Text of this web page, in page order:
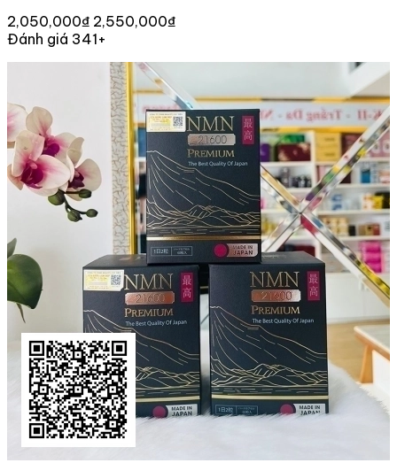
2,050,000₫ 2,550,000₫
Đánh giá 341+